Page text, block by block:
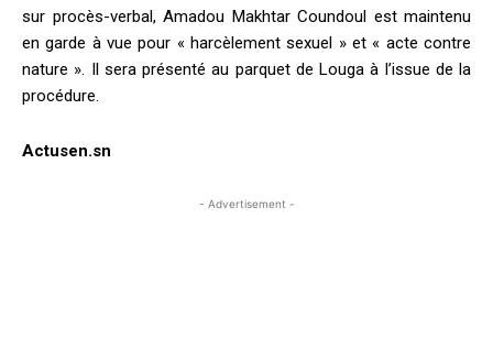
sur procès-verbal, Amadou Makhtar Coundoul est maintenu
en garde à vue pour « harcèlement sexuel » et « acte contre
nature ». Il sera présenté au parquet de Louga à l’issue de la
procédure.
Actusen.sn
- Advertisement -